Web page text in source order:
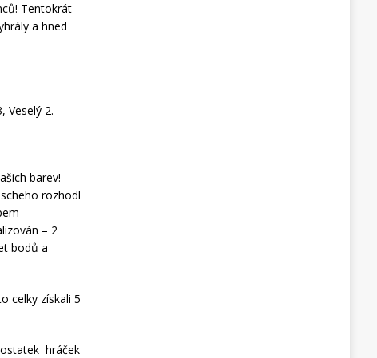
Tentokrát
a hned
2.
barev!
rozhodl
– 2
bodů a
celky získali 5
hráček